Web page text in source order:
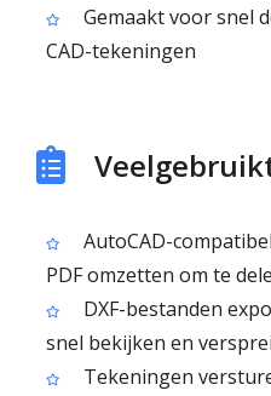
Gemaakt voor snel
CAD-tekeningen
AutoCAD-
PDF omzetten om te
DXF-bestanden
snel bekijken en
Tekeningen